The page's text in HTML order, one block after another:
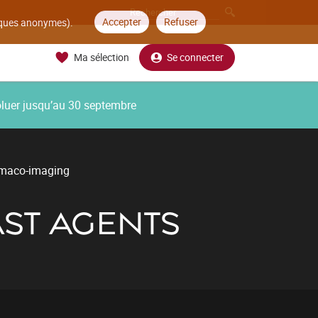
anonymes). Accepter Refuser
Ma sélection Se connecter
jusqu’au 30 septembre
imaging
AGENTS